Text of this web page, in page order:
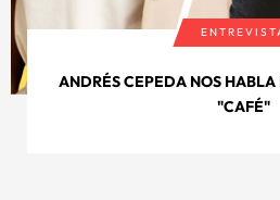
ANDRÉS CEPEDA NOS
"CAFÉ"